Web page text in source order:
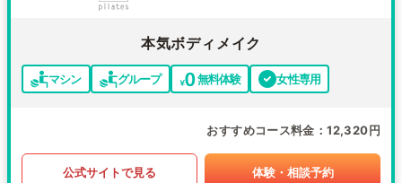
本気ボディメイク
マシン グループ 無料体験 女性専用
おすすめコース料金 12,320円
公式サイトで見る 体験・相談予約